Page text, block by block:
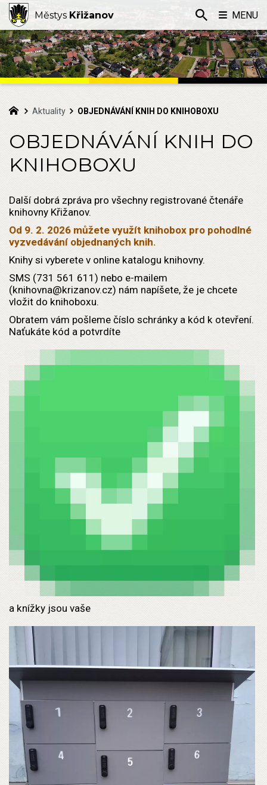
Aktuality OBJEDNÁVÁNÍ KNIH DO KNIHOBOXU
OBJEDNÁVÁNÍ KNIH DO
KNIHOBOXU
Další dobrá zpráva pro všechny registrované čtenáře
knihovny Křižanov.
Od 9. 2. 2026 můžete využít knihobox pro pohodlné
vyzvedávání objednaných knih.
Knihy si vyberete v online katalogu knihovny.
SMS (731 561 611) nebo e-mailem
(knihovna@krizanov.cz) nám napíšete, že je chcete
vložit do knihoboxu.
Obratem vám pošleme číslo schránky a kód k otevření.
Naťukáte kód a potvrdíte
a knížky jsou vaše
Městys Křižanov MENU